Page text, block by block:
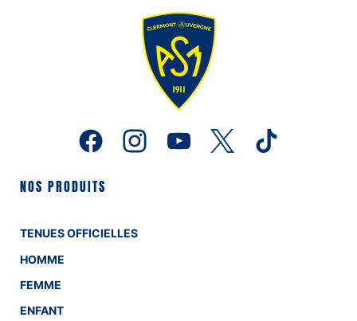
NOS PRODUITS
TENUES OFFICIELLES
HOMME
FEMME
ENFANT